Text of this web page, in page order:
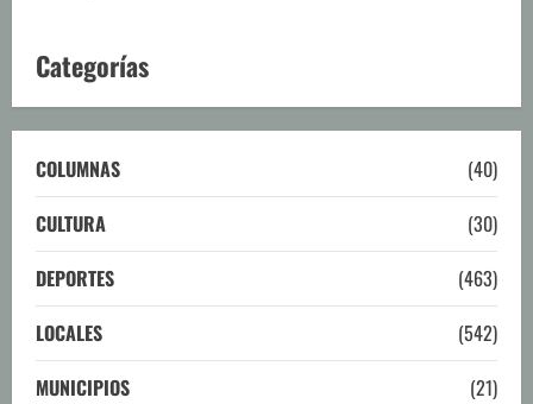
Categorías
COLUMNAS
(40)
CULTURA
(30)
DEPORTES
(463)
LOCALES
(542)
MUNICIPIOS
(21)